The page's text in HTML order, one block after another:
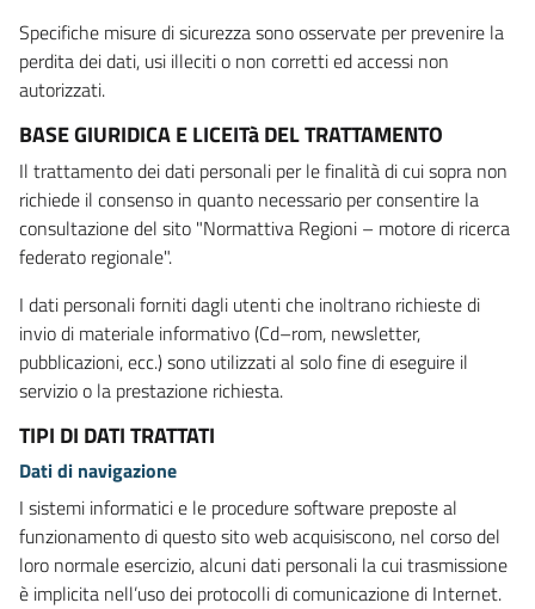
Specifiche misure di sicurezza sono osservate per prevenire la
perdita dei dati, usi illeciti o non corretti ed accessi non
autorizzati.
BASE GIURIDICA E LICEITà DEL TRATTAMENTO
Il trattamento dei dati personali per le finalità di cui sopra non
richiede il consenso in quanto necessario per consentire la
consultazione del sito "Normattiva Regioni – motore di ricerca
federato regionale".
I dati personali forniti dagli utenti che inoltrano richieste di
invio di materiale informativo (Cd–rom, newsletter,
pubblicazioni, ecc.) sono utilizzati al solo fine di eseguire il
servizio o la prestazione richiesta.
TIPI DI DATI TRATTATI
Dati di navigazione
I sistemi informatici e le procedure software preposte al
funzionamento di questo sito web acquisiscono, nel corso del
loro normale esercizio, alcuni dati personali la cui trasmissione
è implicita nell’uso dei protocolli di comunicazione di Internet.